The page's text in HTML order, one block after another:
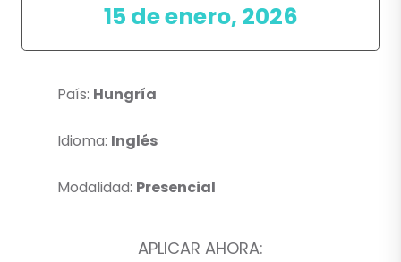
15 de enero, 2026
País: Hungría
Idioma: Inglés
Modalidad: Presencial
APLICAR AHORA: